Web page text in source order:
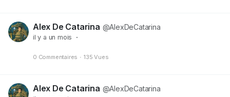
Alex De Catarina @AlexDeCatarina
il y a un mois ·
0 Commentaires · 135 Vues
Alex De Catarina @AlexDeCatarina